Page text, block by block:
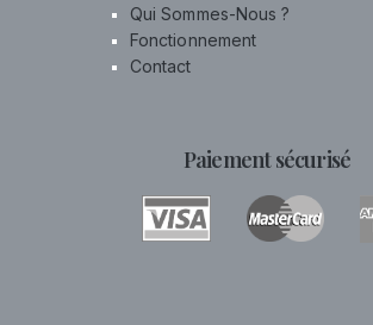
Qui Sommes-Nous ?
Fonctionnement
Contact
Paiement sécurisé